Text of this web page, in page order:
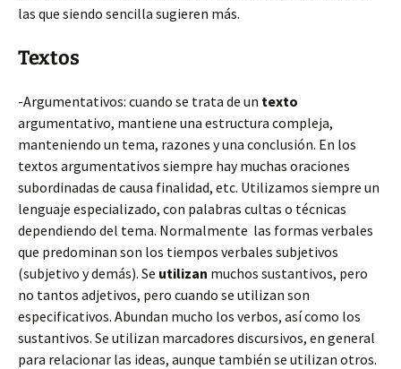
las que siendo sencilla sugieren más.
Textos
-Argumentativos: cuando se trata de un texto
argumentativo, mantiene una estructura compleja,
manteniendo un tema, razones y una conclusión. En los
textos argumentativos siempre hay muchas oraciones
subordinadas de causa finalidad, etc. Utilizamos siempre un
lenguaje especializado, con palabras cultas o técnicas
dependiendo del tema. Normalmente las formas verbales
que predominan son los tiempos verbales subjetivos
(subjetivo y demás). Se utilizan muchos sustantivos, pero
no tantos adjetivos, pero cuando se utilizan son
especificativos. Abundan mucho los verbos, así como los
sustantivos. Se utilizan marcadores discursivos, en general
para relacionar las ideas, aunque también se utilizan otros.